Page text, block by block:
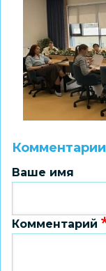
Комментарии
Ваше имя
Комментарий